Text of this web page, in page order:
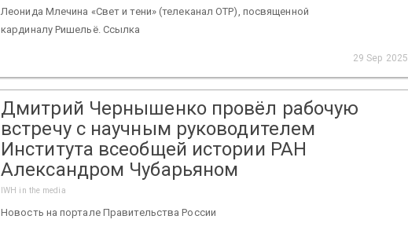
Леонида Млечина «Свет и тени» (телеканал ОТР), посвященной
кардиналу Ришельё. Ссылка
29 Sep 2025
Дмитрий Чернышенко провёл рабочую
встречу с научным руководителем
Института всеобщей истории РАН
Александром Чубарьяном
IWH in the media
Новость на портале Правительства России